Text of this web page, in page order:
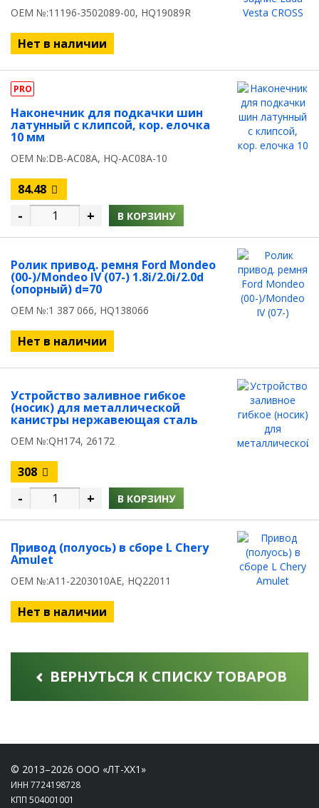
OEM №:11196-3502089-00, HQ19089R
Нет в наличии
PRO
Наконечник для подкачки шин
латунный с клипсой, кор. елочка
10 мм
OEM №:DB-AC08A, HQ-AC08A-10
84.48
- + В КОРЗИНУ
Ролик привод. ремня Ford Mondeo
(00-)/Mondeo IV (07-) 1.8i/2.0i/2.0d
(опорный) d=70
OEM №:1 387 066, HQ138066
Нет в наличии
Устройство заливное гибкое
(носик) для металлической
канистры нержавеющая сталь
OEM №:QH174, 26172
308
- + В КОРЗИНУ
Привод (полуось) в сборе L Chery
Amulet
OEM №:A11-2203010AE, HQ22011
Нет в наличии
ВЕРНУТЬСЯ К СПИСКУ ТОВАРОВ
© 2013–2026 ООО «ЛТ-ХХ1»
ИНН 7724198728
КПП 504001001